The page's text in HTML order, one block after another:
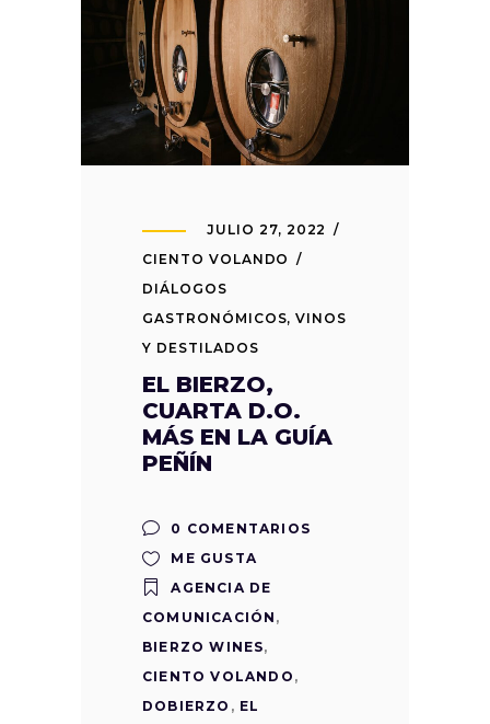
JULIO 27, 2022
CIENTO VOLANDO
DIÁLOGOS
GASTRONÓMICOS,VINOS
Y DESTILADOS
EL BIERZO,
CUARTA D.O.
MÁS EN LA GUÍA
PEÑÍN
0 COMENTARIOS
ME GUSTA
AGENCIA DE
COMUNICACIÓN ,
BIERZO WINES,
CIENTO VOLANDO ,
DOBIERZO , EL